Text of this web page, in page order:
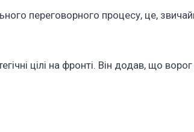
переговорного процесу, це,
цілі на фронті. Він додав, що